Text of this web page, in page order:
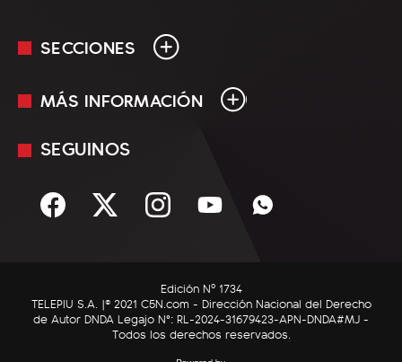
SECCIONES
En Vivo
Sociedad
C5N Autos
RatingCero
MÁS INFORMACIÓN
Mediakit
Términos y condiciones
SEGUINOS
Edición Nº 1734
TELEPIU S.A. |© 2021 C5N.com - Dirección Nacional del Derecho
de Autor DNDA Legajo N°: RL-2024-31679423-APN-DNDA#MJ -
Todos los derechos reservados.